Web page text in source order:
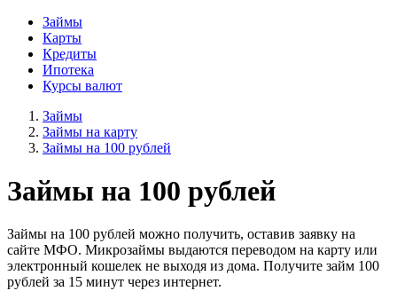
Займы
Карты
Кредиты
Ипотека
Курсы валют
Займы
Займы на карту
Займы на 100 рублей
Займы на 100 рублей
Займы на 100 рублей можно получить, оставив заявку на
сайте МФО. Микрозаймы выдаются переводом на карту или
электронный кошелек не выходя из дома. Получите займ 100
рублей за 15 минут через интернет.